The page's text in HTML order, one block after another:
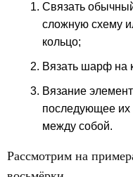
Связать
сложную схему
кольцо;
Вязать шарф на
Вязание
последующее их
между собой.
Рассмотрим на